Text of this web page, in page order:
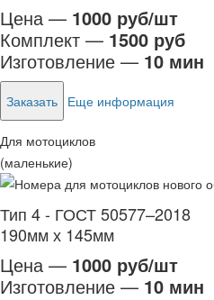
Цена — 1000 руб/шт
Комплект — 1500 руб
Изготовление — 10 мин
Заказать Еще информация
Для мотоциклов
(маленькие)
Тип 4 - ГОСТ 50577–2018
190мм х 145мм
Цена — 1000 руб/шт
Изготовление — 10 мин